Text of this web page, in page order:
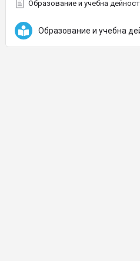
Образование и учебна дейност
Образование и учебна